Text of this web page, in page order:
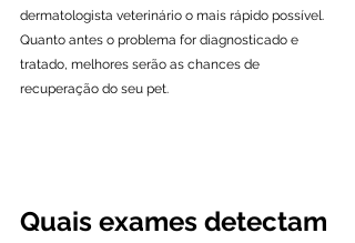
dermatologista veterinário o mais rápido possível.
Quanto antes o problema for diagnosticado e
tratado, melhores serão as chances de
recuperação do seu pet.
Quais exames detectam